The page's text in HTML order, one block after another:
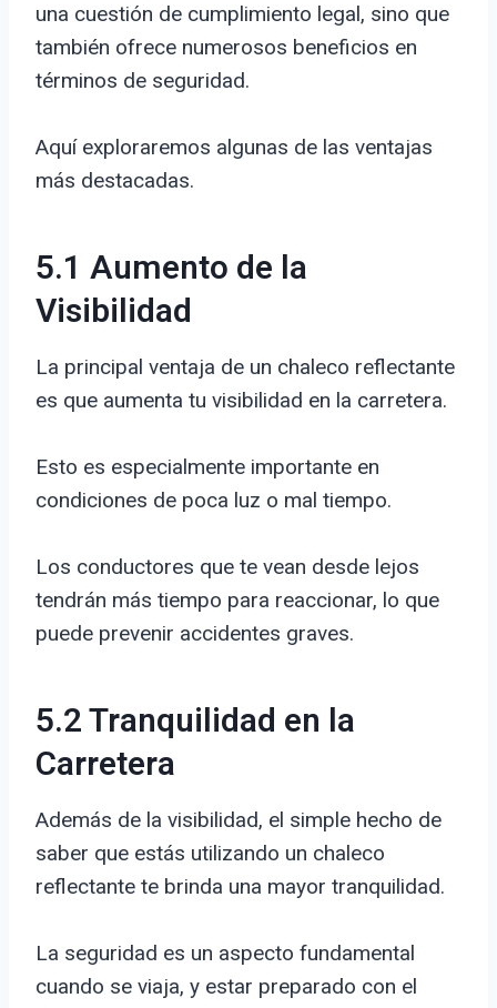
una cuestión de cumplimiento legal, sino que
también ofrece numerosos beneficios en
términos de seguridad.
Aquí exploraremos algunas de las ventajas
más destacadas.
5.1 Aumento de la
Visibilidad
La principal ventaja de un chaleco reflectante
es que aumenta tu visibilidad en la carretera.
Esto es especialmente importante en
condiciones de poca luz o mal tiempo.
Los conductores que te vean desde lejos
tendrán más tiempo para reaccionar, lo que
puede prevenir accidentes graves.
5.2 Tranquilidad en la
Carretera
Además de la visibilidad, el simple hecho de
saber que estás utilizando un chaleco
reflectante te brinda una mayor tranquilidad.
La seguridad es un aspecto fundamental
cuando se viaja, y estar preparado con el